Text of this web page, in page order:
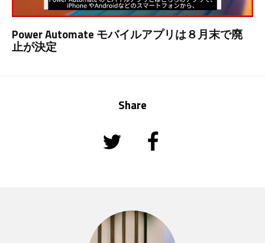
Power Automate モバイルアプリは８月末で廃
止が決定
Share